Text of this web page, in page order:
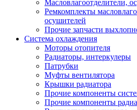
Масловлагоотделители,
Ремкомплекты
осушителей
Прочие запчасти
Система охлаждения
Моторы отопителя
Радиаторы, интеркулеры
Патрубки
Муфты вентилятора
Крышки радиатора
Прочие компоненты
Прочие компоненты